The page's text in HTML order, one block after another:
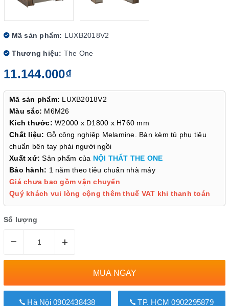
Mã sản phẩm: LUXB2018V2
Thương hiệu: The One
11.144.000₫
Mã sản phẩm: LUXB2018V2
Màu sắc: M6M26
Kích thước: W2000 x D1800 x H760 mm
Chất liệu: Gỗ công nghiệp Melamine. Bàn kèm tủ phụ tiêu
chuẩn bên tay phải người ngồi
Xuất xứ:Sản phẩm của NỘI THẤT THE ONE
Bảo hành: 1 năm theo tiêu chuẩn nhà máy
Giá chưa bao gồm vận chuyển
Quý khách vui lòng cộng thêm thuế VAT khi thanh toán
Số lượng
– +
MUA NGAY
Hà Nội 0902438438 TP. HCM 0902295879